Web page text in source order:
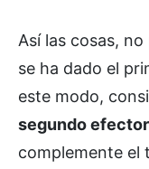
Así las cosas,
se ha dado el
este modo,
segundo
complemente el